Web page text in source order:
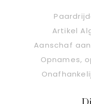
Artikel
Aanschaf
Opnames,